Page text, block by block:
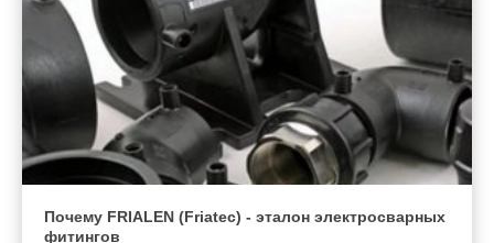
Почему FRIALEN (Friatec) - эталон электросварных
фитингов